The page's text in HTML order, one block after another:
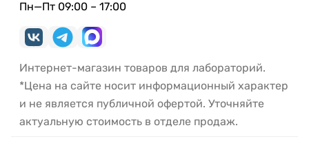
Пн—Пт 09:00 – 17:00
Интернет-магазин товаров для лабораторий.
*Цена на сайте носит информационный характер
и не является публичной офертой. Уточняйте
актуальную стоимость в отделе продаж.